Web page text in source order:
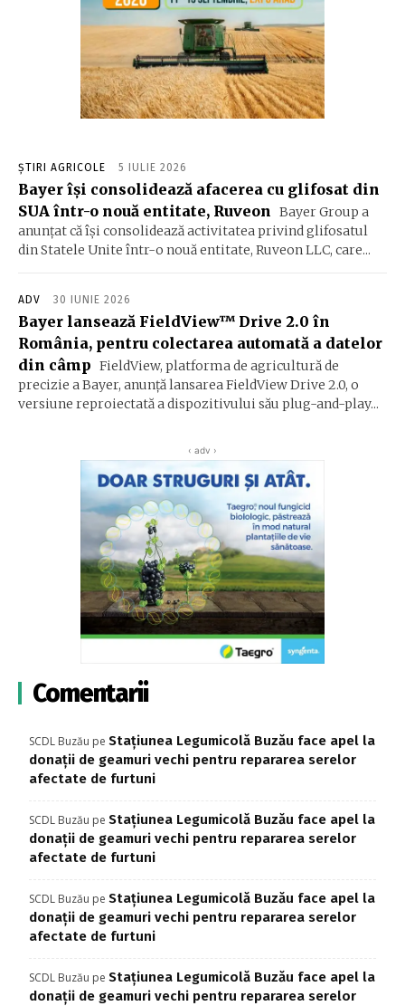
ȘTIRI AGRICOLE 5 IULIE 2026
Bayer își consolidează afacerea cu glifosat din
SUA într-o nouă entitate, Ruveon Bayer Group a
anunțat că își consolidează activitatea privind glifosatul
din Statele Unite într-o nouă entitate, Ruveon LLC, care...
ADV 30 IUNIE 2026
Bayer lansează FieldView™ Drive 2.0 în
România, pentru colectarea automată a datelor
din câmp FieldView, platforma de agricultură de
precizie a Bayer, anunță lansarea FieldView Drive 2.0, o
versiune reproiectată a dispozitivului său plug-and-play...
‹ adv ›
Comentarii
SCDL Buzău pe Stațiunea Legumicolă Buzău face apel la
donații de geamuri vechi pentru repararea serelor
afectate de furtuni
SCDL Buzău pe Stațiunea Legumicolă Buzău face apel la
donații de geamuri vechi pentru repararea serelor
afectate de furtuni
SCDL Buzău pe Stațiunea Legumicolă Buzău face apel la
donații de geamuri vechi pentru repararea serelor
afectate de furtuni
SCDL Buzău pe Stațiunea Legumicolă Buzău face apel la
donații de geamuri vechi pentru repararea serelor